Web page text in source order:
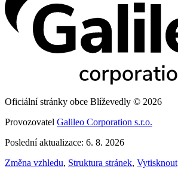
Oficiální stránky obce Blíževedly © 2026
Provozovatel Galileo Corporation s.r.o.
Poslední aktualizace: 6. 8. 2026
Změna vzhledu, Struktura stránek, Vytisknout